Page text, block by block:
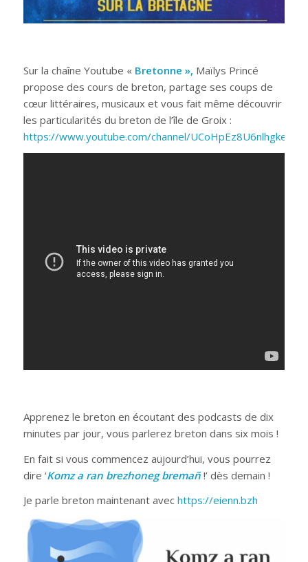
Sur la chaîne Youtube « Bretonne », Maïlys Princé
propose des cours de breton, partage ses coups de
cœur littéraires, musicaux et vous fait même découvrir
les particularités du breton de l’île de Groix :
https://www.youtube.com/channel/
Apprenez le breton en écoutant des podcasts de dix
minutes par jour, vous parlerez breton dans six mois !
En fait si vous commencez aujourd’hui, vous pourrez
dire ‘Komz a ran brezhoneg bremañ!’ dès demain !
Je parle breton maintenant avec https://eienn.bzh